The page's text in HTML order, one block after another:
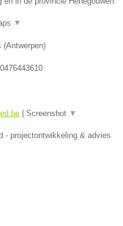
▼
(Antwerpen)
0476443610
Screenshot ▼
- projectontwikkeling & advies